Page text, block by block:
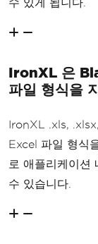
IronXL 은
파일 형식을
IronXL .xls,
Excel 파일 형식
로 애플리케이션
수 있습니다.